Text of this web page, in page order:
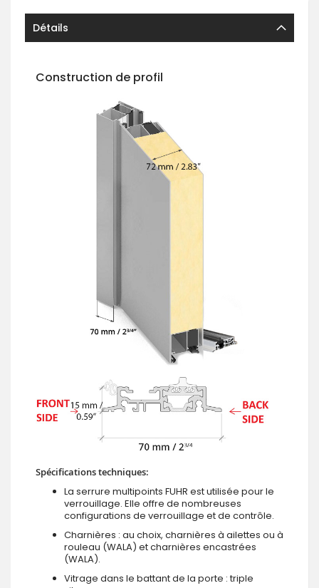
Détails